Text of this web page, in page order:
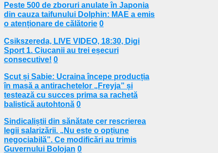
Peste 500 de zboruri anulate în Japonia
din cauza taifunului Dolphin: MAE a emis
o atenționare de călătorie 0
Csikszereda, LIVE VIDEO, 18:30, Digi
Sport 1. Ciucanii au trei eșecuri
consecutive! 0
Scut și Sabie: Ucraina începe producția
în masă a antirachetelor „Freyja” și
testează cu succes prima sa rachetă
balistică autohtonă 0
Sindicaliștii din sănătate cer rescrierea
legii salarizării. „Nu este o opțiune
negociabilă”. Ce modificări au trimis
Guvernului Bolojan 0